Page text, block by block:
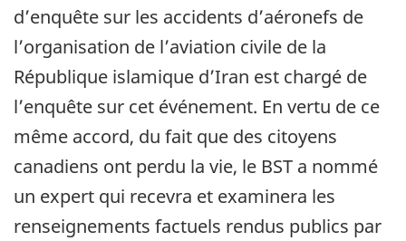
d’enquête sur les accidents d’aéronefs de
l’organisation de l’aviation civile de la
République islamique d’Iran est chargé de
l’enquête sur cet événement. En vertu de ce
même accord, du fait que des citoyens
canadiens ont perdu la vie, le BST a nommé
un expert qui recevra et examinera les
renseignements factuels rendus publics par